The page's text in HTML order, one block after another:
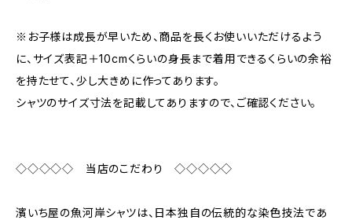
※お子様は成長が早いため、商品を長くお使いいただけるよう
に、サイズ表記＋10cmくらいの身長まで着用できるくらいの余裕
を持たせて、少し大きめに作ってあります。
シャツのサイズ寸法を記載してありますので、ご確認ください。
◇◇◇◇◇ 当店のこだわり ◇◇◇◇◇
濱いち屋の魚河岸シャツは、日本独自の伝統的な染色技法であ